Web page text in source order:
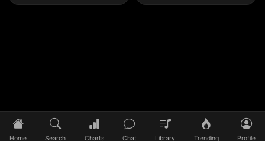
Home Search Charts Chat Library Trending Profile